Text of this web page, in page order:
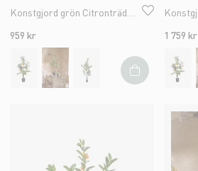
959 kr
1 759 kr